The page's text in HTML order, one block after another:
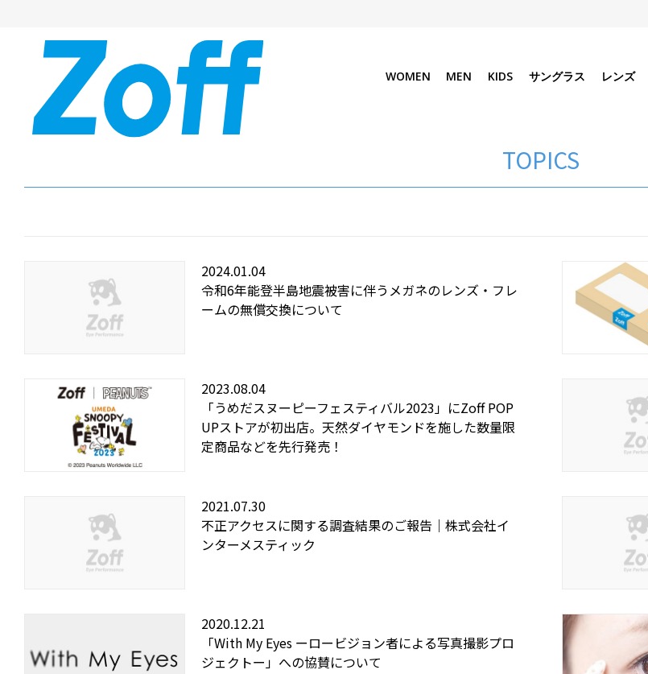
WOMEN MEN KIDS サングラス レンズ
TOPICS
2024.01.04
令和6年能登半島地震被害に伴うメガネのレンズ・フレ
ームの無償交換について
2023.08.04
「うめだスヌーピーフェスティバル2023」にZoff POP
UPストアが初出店。天然ダイヤモンドを施した数量限
定商品などを先行発売！
2021.07.30
不正アクセスに関する調査結果のご報告｜株式会社イ
ンターメスティック
2020.12.21
「With My Eyes ーロービジョン者による写真撮影プロ
ジェクトー」への協賛について